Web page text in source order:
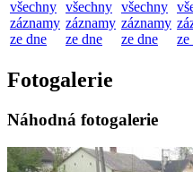
všechny
záznamy
ze dne
všechny
záznamy
ze dne
všechny
záznamy
ze dne
ze
Fotogalerie
Náhodná fotogalerie